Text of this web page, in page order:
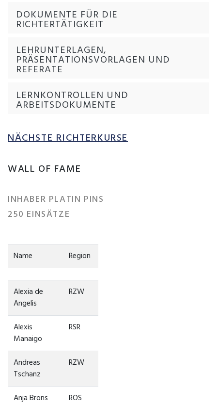
DOKUMENTE FÜR DIE
RICHTERTÄTIGKEIT
LEHRUNTERLAGEN,
PRÄSENTATIONSVORLAGEN UND
REFERATE
LERNKONTROLLEN UND
ARBEITSDOKUMENTE
NÄCHSTE RICHTERKURSE
WALL OF FAME
INHABER PLATIN PINS
250 EINSÄTZE
Name Region
Alexia de
Angelis
RZW
Alexis
Manaigo
RSR
Andreas
Tschanz
RZW
Anja Brons
ROS